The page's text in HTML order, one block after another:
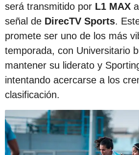
será transmitido por L1 MAX
señal de DirecTV Sports.
promete ser uno de los más
temporada, con Universitario
mantener su liderato y
intentando acercarse a los
clasificación.